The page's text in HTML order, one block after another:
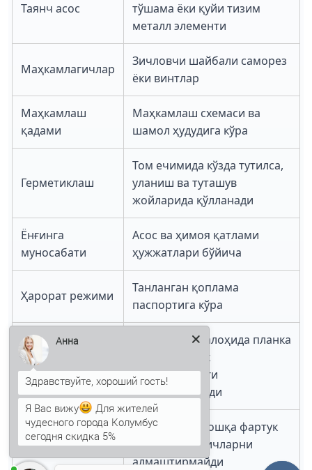
Таянч асос
тўшама ёки қуйи тизим
металл элементи
Маҳкамлагичлар
Зичловчи шайбали саморез
ёки винтлар
Маҳкамлаш
қадами
Маҳкамлаш схемаси ва
шамол ҳудудига кўра
Герметиклаш
Том ечимида кўзда тутилса,
уланиш ва туташув
жойларида қўлланади
Ёнғинга
муносабати
Асос ва ҳимоя қатлами
ҳужжатлари бўйича
Ҳарорат режими
Танланган қоплама
паспортига кўра
Иссиқлик
изоляцияси
Иситгич йўқ; алоҳида планка
учун иссиқлик
ўтказувчанлиги
меъёрланмайди
Чеклов
Лойиҳадаги бошқа фартук
ва томчилатгичларни
алмаштирмайди
Анна
Здравствуйте, хороший гость!
Я Вас вижу
Для жителей
чудесного города Колумбус
сегодня скидка 5%
Аннапечатает...